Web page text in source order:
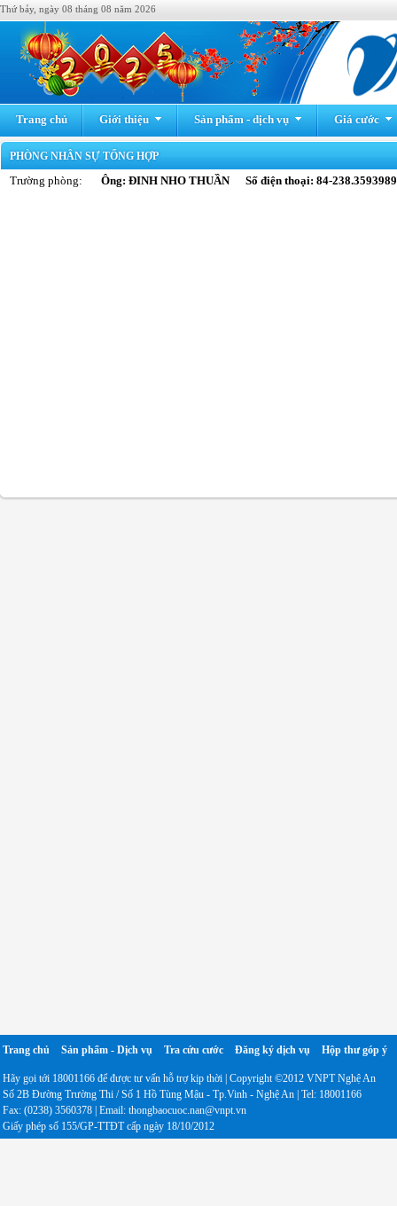
Thứ bảy, ngày 08 tháng 08 năm 2026
Trang chủ Giới thiệu Sản phẩm - dịch vụ Giá cước
PHÒNG NHÂN SỰ TỔNG HỢP
Trường phòng: Ông: ĐINH NHO THUẦN Số điện thoại: 84-238.3593989
Trang chủ Sản phẩm - Dịch vụ Tra cứu cước Đăng ký dịch vụ Hộp thư góp ý
Hãy gọi tới 18001166 để được tư vấn hỗ trợ kịp thời | Copyright ©2012 VNPT Nghệ An
Số 2B Đường Trường Thi / Số 1 Hồ Tùng Mậu - Tp.Vinh - Nghệ An | Tel: 18001166
Fax: (0238) 3560378 | Email: thongbaocuoc.nan@vnpt.vn
Giấy phép số 155/GP-TTĐT cấp ngày 18/10/2012